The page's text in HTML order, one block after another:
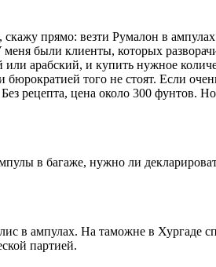
прямо: везти Румалон в
были клиенты, которых
арабский, и купить нужное
того не стоят. Если
рецепта, цена около 300 фунтов. Но
в багаже, нужно ли
в ампулах. На таможне в Хургаде
партией.